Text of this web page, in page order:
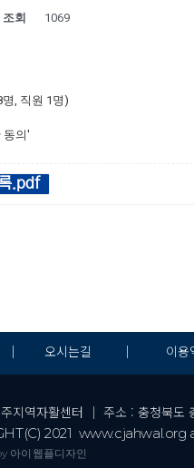
조회 1069
, 직원 1명)
동의'
.pdf
오시는길 ｜ 이용
지역자활센터 ｜ 주소 : 충청북
2021 www.cjahwal.org
아이웹플디자인